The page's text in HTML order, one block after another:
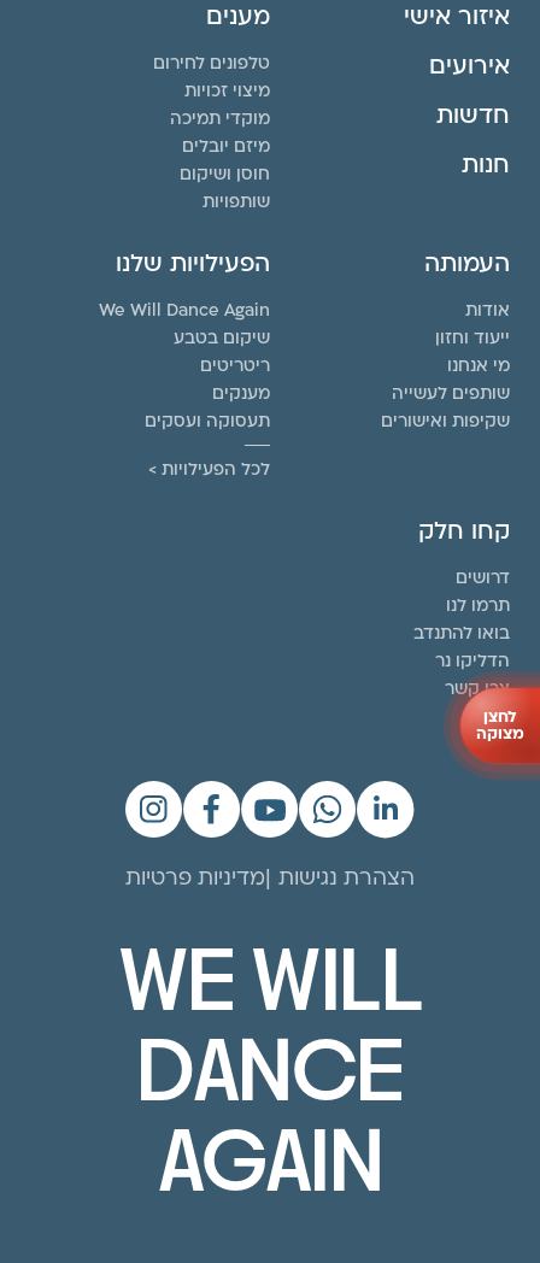
איזור אישי
אירועים
חדשות
חנות
מענים
טלפונים לחירום
מיצוי זכויות
מוקדי תמיכה
מיזם יובלים
חוסן ושיקום
שותפויות
העמותה
אודות
ייעוד וחזון
מי אנחנו
שותפים לעשייה
שקיפות ואישורים
הפעילויות שלנו
We Will Dance Again
שיקום בטבע
ריטריטים
מענקים
תעסוקה ועסקים
לכל הפעילויות >
קחו חלק
דרושים
תרמו לנו
בואו להתנדב
הדליקו נר
צרו קשר
הצהרת נגישות מדיניות פרטיות
WE WILL
DANCE
AGAIN
לחצן
מצוקה